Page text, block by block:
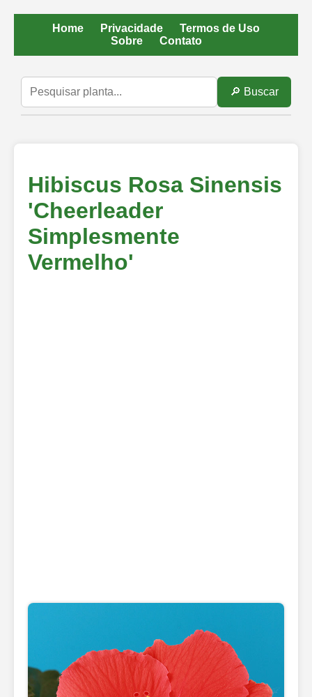
Home Privacidade
Termos de Uso
Sobre
Contato
🔎 Buscar
Hibiscus Rosa Sinensis
'Cheerleader
Simplesmente
Vermelho'